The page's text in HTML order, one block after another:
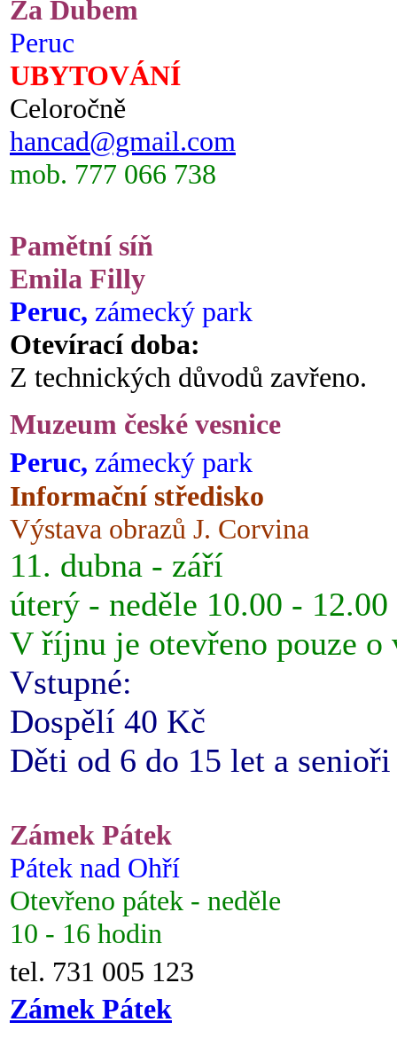
Za Dubem
Peruc
UBYTOVÁNÍ
Celoročně
hancad@gmail.com
mob. 777 066 738
Pamětní síň
Emila Filly
Peruc, zámecký park
Otevírací doba:
Z technických důvodů zavřeno.
Muzeum české vesnice
Peruc, zámecký park
Informační středisko
Výstava obrazů J. Corvina
11. dubna - září
úterý - neděle 10.00 -
V říjnu je otevřeno pouze o
Vstupné:
Dospělí 40 Kč
Děti od 6 do 15 let a
Zámek Pátek
Pátek nad Ohří
Otevřeno pátek - neděle
10 - 16 hodin
tel. 731 005 123
Zámek Pátek